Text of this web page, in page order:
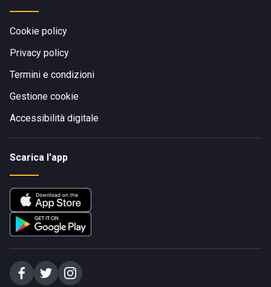
Cookie policy
Privacy policy
Termini e condizioni
Gestione cookie
Accessibilità digitale
Scarica l'app